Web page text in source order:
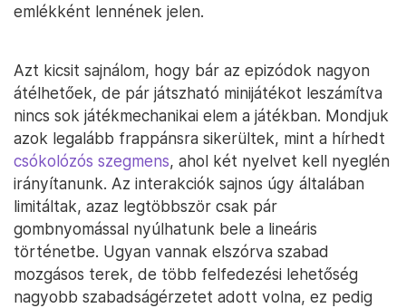
emlékként lennének jelen.
Azt kicsit sajnálom, hogy bár az epizódok nagyon
átélhetőek, de pár játszható minijátékot leszámítva
nincs sok játékmechanikai elem a játékban. Mondjuk
azok legalább frappánsra sikerültek, mint a hírhedt
csókolózós szegmens, ahol két nyelvet kell nyeglén
irányítanunk. Az interakciók sajnos úgy általában
limitáltak, azaz legtöbbször csak pár
gombnyomással nyúlhatunk bele a lineáris
történetbe. Ugyan vannak elszórva szabad
mozgásos terek, de több felfedezési lehetőség
nagyobb szabadságérzetet adott volna, ez pedig